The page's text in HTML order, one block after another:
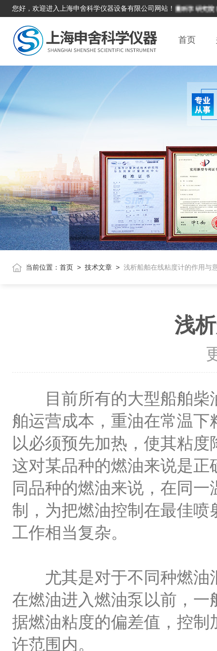
您好，欢迎进入上海申舍科学仪器设备有限公司网站！
本单位积极响应国家计量科学研究院邀请，
首页
当前位置： 首页 > 技术文章 > 浅析船舶在线粘度计的作用与
浅
目前所有的大型船舶柴
舶运营成本，重油在常温
以必须预先加热，使其粘
这对某品种的燃油来说是
同品种的燃油来说，在同
制，为把燃油控制在最佳
工作相当复杂。
尤其是对于不同种燃油
在燃油进入燃油泵以前，
据燃油粘度的偏差值，控
许范围内。